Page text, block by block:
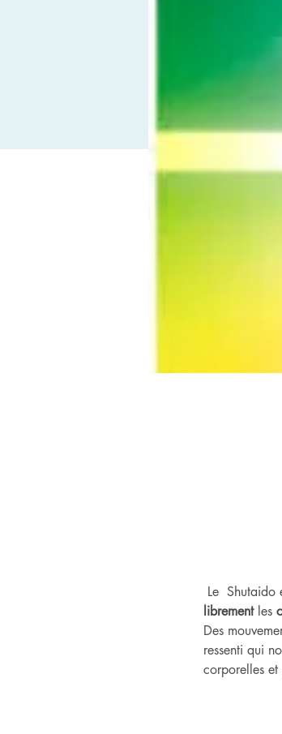
Le  Shutaido
librement les
Des
ressenti qui
corporelles et